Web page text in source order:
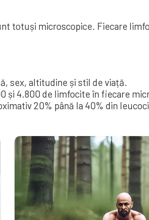
totuși microscopice. Fiecare
sex, altitudine și stil de viață.
și 4.800 de limfocite în fiecare
20% până la 40% din